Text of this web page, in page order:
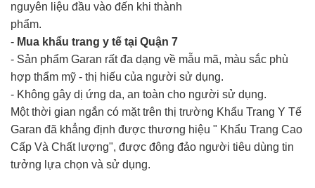
nguyên liệu đầu vào đến khi thành
phẩm.
- Mua khẩu trang y tế tại Quận 7
- Sản phẩm Garan rất đa dạng về mẫu mã, màu sắc phù
hợp thẩm mỹ - thị hiếu của người sử dụng.
- Không gây dị ứng da, an toàn cho người sử dụng.
Một thời gian ngắn có mặt trên thị trường Khẩu Trang Y Tế
Garan đã khẳng định được thương hiệu " Khẩu Trang Cao
Cấp Và Chất lượng", được đông đảo người tiêu dùng tin
tưởng lựa chọn và sử dụng.